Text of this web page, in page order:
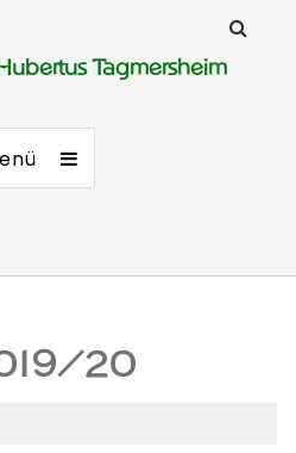
Tagmersheim
20